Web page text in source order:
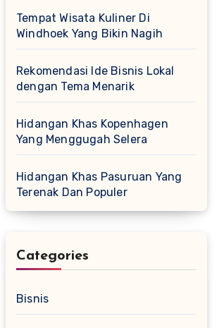
Tempat Wisata Kuliner Di
Windhoek Yang Bikin Nagih
Rekomendasi Ide Bisnis Lokal
dengan Tema Menarik
Hidangan Khas Kopenhagen
Yang Menggugah Selera
Hidangan Khas Pasuruan Yang
Terenak Dan Populer
Categories
Bisnis